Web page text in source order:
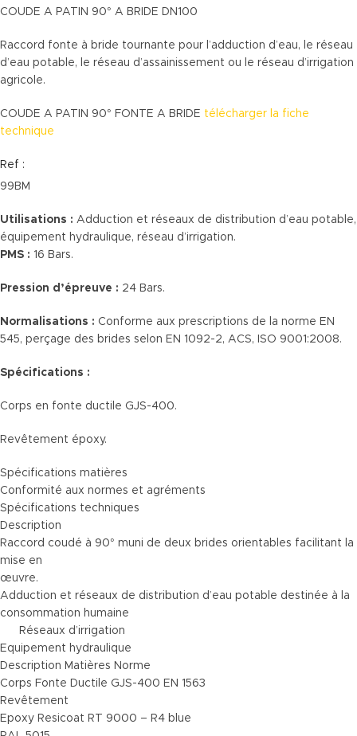
COUDE A PATIN 90° A BRIDE DN100
Raccord fonte à bride tournante pour l’adduction d’eau, le réseau
d’eau potable, le réseau d’assainissement ou le réseau d’irrigation
agricole.
COUDE A PATIN 90° FONTE A BRIDE télécharger la fiche
technique
Ref :
99BM
Utilisations : Adduction et réseaux de distribution d’eau potable,
équipement hydraulique, réseau d’irrigation.
PMS : 16 Bars.
Pression d’épreuve : 24 Bars.
Normalisations : Conforme aux prescriptions de la norme EN
545, perçage des brides selon EN 1092-2, ACS, ISO 9001:2008.
Spécifications :
Corps en fonte ductile GJS-400.
Revêtement époxy.
Spécifications matières
Conformité aux normes et agréments
Spécifications techniques
Description
Raccord coudé à 90° muni de deux brides orientables facilitant la
mise en
œuvre.
Adduction et réseaux de distribution d’eau potable destinée à la
consommation humaine
Réseaux d’irrigation
Equipement hydraulique
Description Matières Norme
Corps Fonte Ductile GJS-400 EN 1563
Revêtement
Epoxy Resicoat RT 9000 – R4 blue